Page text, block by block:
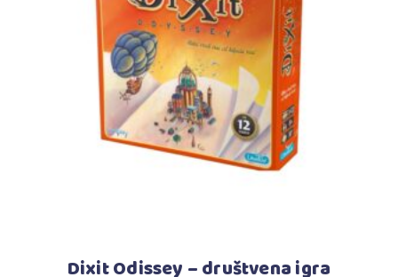
Dodaj u korpu
Dixit Odissey – društvena igra